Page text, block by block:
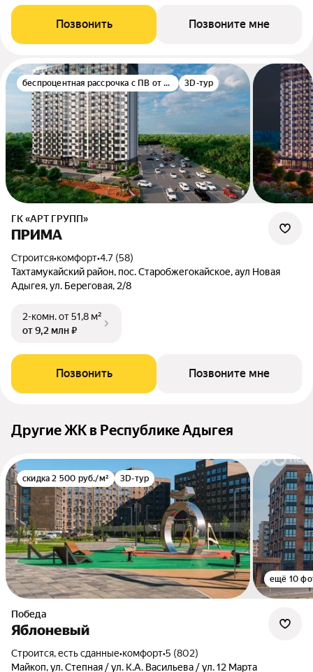
Позвонить Позвоните мне
беспроцентная рассрочка с ПВ от 30% 3D-тур
ГК «АРТ ГРУПП»
ПРИМА
Строится•комфорт•4.7 (58)
Тахтамукайский район, пос. Старобжегокайское, аул Новая
Адыгея, ул. Береговая, 2/8
2-комн.от 51,8 м²
от 9,2 млн ₽
Позвонить Позвоните мне
Другие ЖК в Республике Адыгея
скидка 2 500 руб./м² 3D-тур
ещё 10
Победа
Яблоневый
Строится, есть сданные•комфорт•5 (802)
Майкоп, ул. Степная / ул. К.А. Васильева / ул. 12 Марта